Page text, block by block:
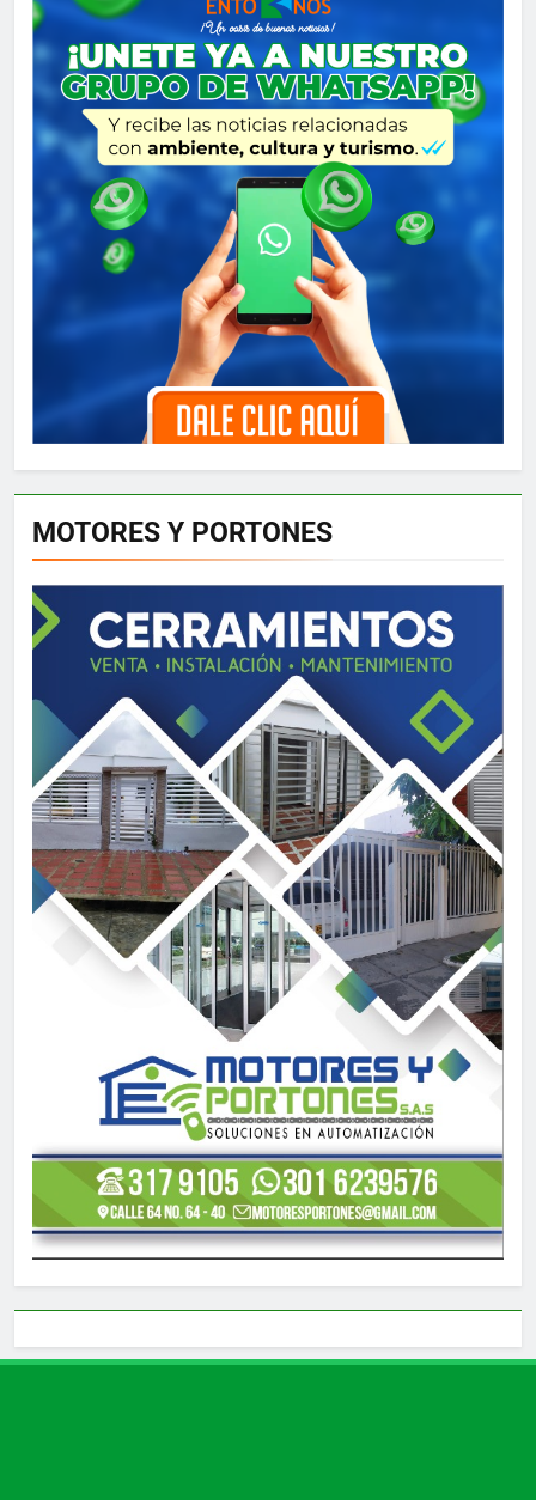
MOTORES Y PORTONES